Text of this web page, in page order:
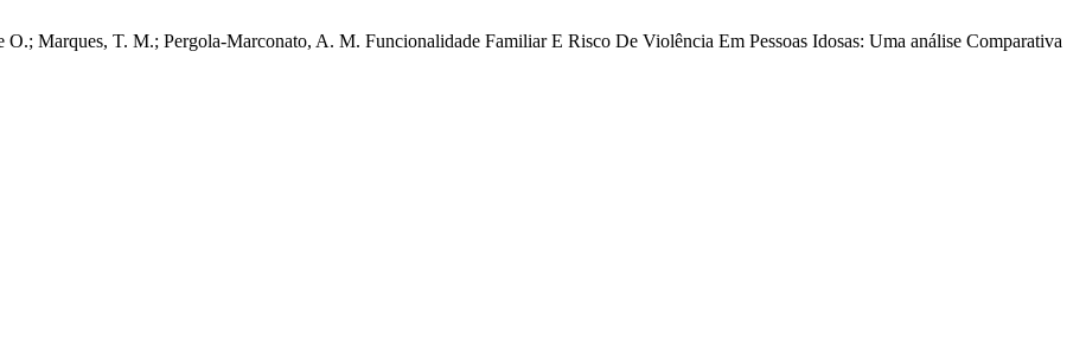
Marques, T. M.; Pergola-Marconato, A. M. Funcionalidade Familiar E Risco De Violência Em Pessoas Idosas: Uma análise Comparativa